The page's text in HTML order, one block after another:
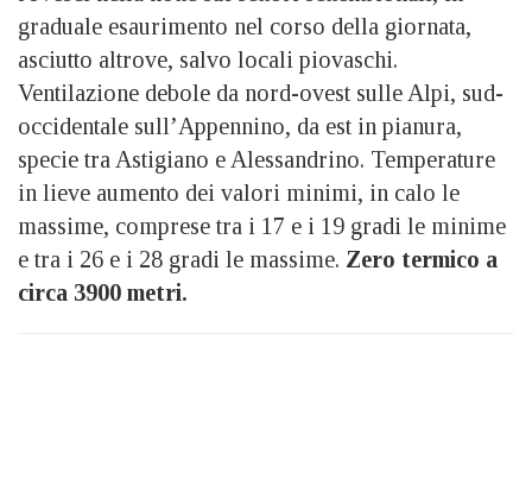
graduale esaurimento nel corso della giornata,
asciutto altrove, salvo locali piovaschi.
Ventilazione debole da nord-ovest sulle Alpi, sud-
occidentale sull’Appennino, da est in pianura,
specie tra Astigiano e Alessandrino. Temperature
in lieve aumento dei valori minimi, in calo le
massime, comprese tra i 17 e i 19 gradi le minime
e tra i 26 e i 28 gradi le massime. Zero termico a
circa 3900 metri.